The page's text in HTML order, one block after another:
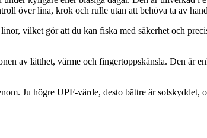
över lina, krok och rulle utan att behöva ta av
vilket gör att du kan fiska med säkerhet och
av lätthet, värme och fingertoppskänsla. Den är
Ju högre UPF-värde, desto bättre är solskyddet,